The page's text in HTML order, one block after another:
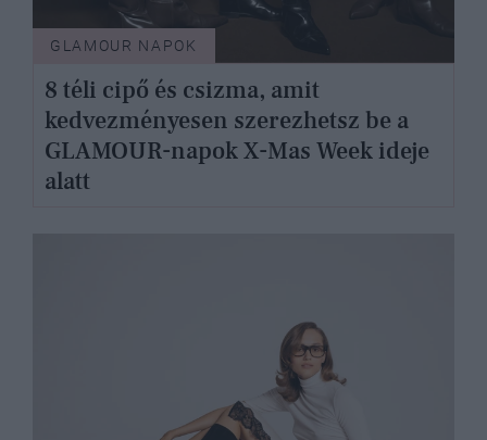
GLAMOUR NAPOK
8 téli cipő és csizma, amit
kedvezményesen szerezhetsz be a
GLAMOUR-napok X-Mas Week ideje
alatt